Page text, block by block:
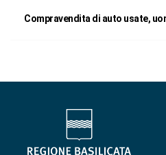
Compravendita di auto usate,